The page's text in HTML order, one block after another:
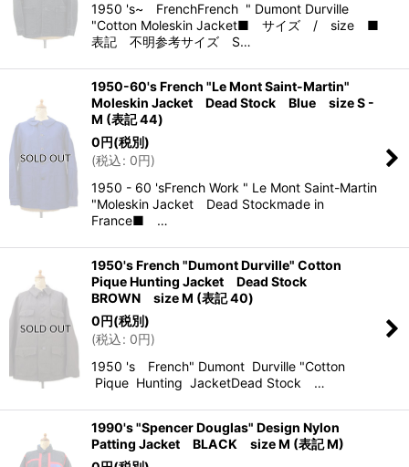
1950 's~ FrenchFrench " Dumont Durville
"Cotton Moleskin Jacket■ サイズ / size ■
表記 不明参考サイズ S…
1950-60's French "Le Mont Saint-Martin"
Moleskin Jacket Dead Stock Blue size S -
M (表記 44)
0円(税別)
(税込: 0円)
1950 - 60 'sFrench Work " Le Mont Saint-Martin
"Moleskin Jacket Dead Stockmade in
France■ …
1950's French "Dumont Durville" Cotton
Pique Hunting Jacket Dead Stock
BROWN size M (表記 40)
0円(税別)
(税込: 0円)
1950 's French" Dumont Durville "Cotton
Pique Hunting JacketDead Stock …
1990's "Spencer Douglas" Design Nylon
Patting Jacket BLACK size M (表記 M)